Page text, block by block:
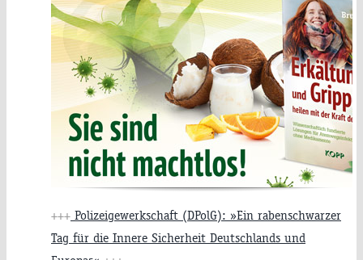
+++ Polizeigewerkschaft (DPolG): »Ein rabenschwarzer
Tag für die Innere Sicherheit Deutschlands und